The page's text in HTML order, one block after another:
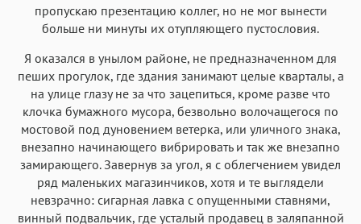
пропускаю презентацию коллег, но не мог вынести
больше ни минуты их отупляющего пустословия.
Я оказался в унылом районе, не предназначенном для
пеших прогулок, где здания занимают целые кварталы, а
на улице глазу не за что зацепиться, кроме разве что
клочка бумажного мусора, безвольно волочащегося по
мостовой под дуновением ветерка, или уличного знака,
внезапно начинающего вибрировать и так же внезапно
замирающего. Завернув за угол, я с облегчением увидел
ряд маленьких магазинчиков, хотя и те выглядели
невзрачно: сигарная лавка с опущенными ставнями,
винный подвальчик, где усталый продавец в заляпанной